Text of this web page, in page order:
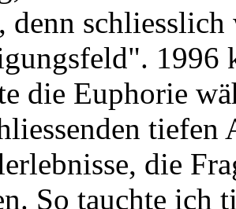
denn
1996
die Euphorie
die
So tauchte ich